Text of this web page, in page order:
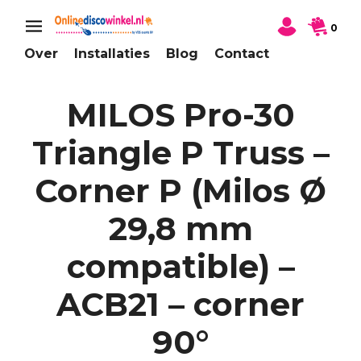
Over Installaties Blog Contact
0
MILOS Pro-30
Triangle P Truss –
Corner P (Milos Ø
29,8 mm
compatible) –
ACB21 – corner
90°